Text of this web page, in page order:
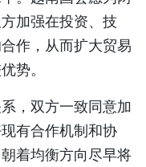
加强在投资、技
作，从而扩大贸易
势。
，双方一致同意加
有合作机制和协
着均衡方向尽早将